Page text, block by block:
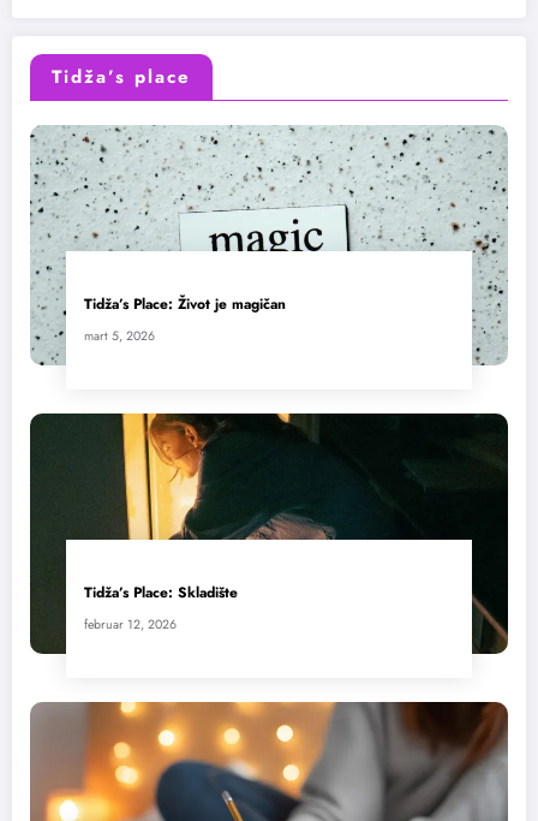
Tidža’s place
Tidža’s Place: Život je magičan
mart 5, 2026
Tidža’s Place: Skladište
februar 12, 2026